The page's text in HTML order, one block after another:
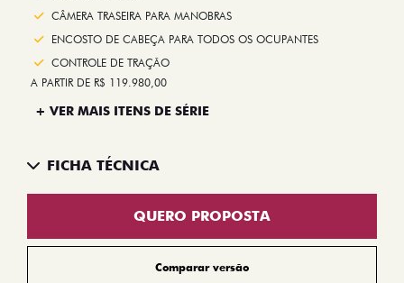
CÂMERA TRASEIRA PARA MANOBRAS
ENCOSTO DE CABEÇA PARA TODOS OS OCUPANTES
CONTROLE DE TRAÇÃO
A PARTIR DE R$ 119.980,00
+ VER MAIS ITENS DE SÉRIE
FICHA TÉCNICA
QUERO PROPOSTA
Comparar versão